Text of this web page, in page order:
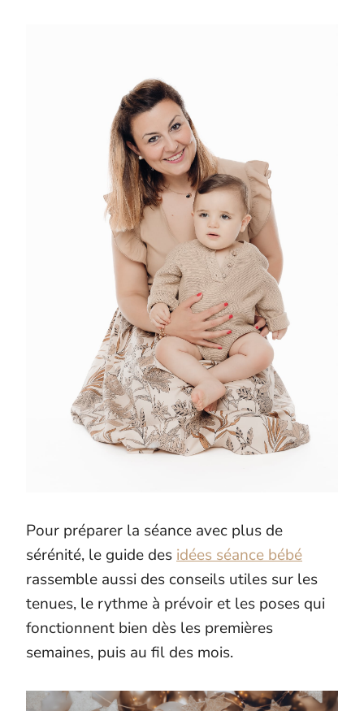
Pour préparer la séance avec plus de
sérénité, le guide desidées séance bébé
rassemble aussi des conseils utiles sur les
tenues, le rythme à prévoir et les poses qui
fonctionnent bien dès les premières
semaines, puis au fil des mois.